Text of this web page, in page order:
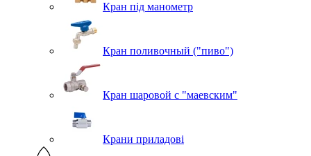
Кран під манометр
Кран поливочный ("пиво")
Кран шаровой с "маевским"
Крани приладові